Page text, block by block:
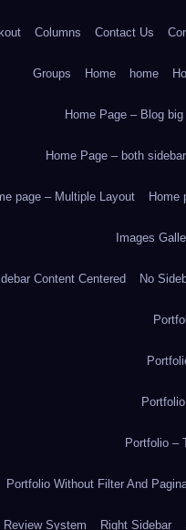
Columns Contact Us
Groups Home home
Home Page – Blog big
Home Page – both
page – Multiple Layout Home
Images
Content Centered No
Portfolio –
Portfolio Without Filter And
Review System Right Sidebar